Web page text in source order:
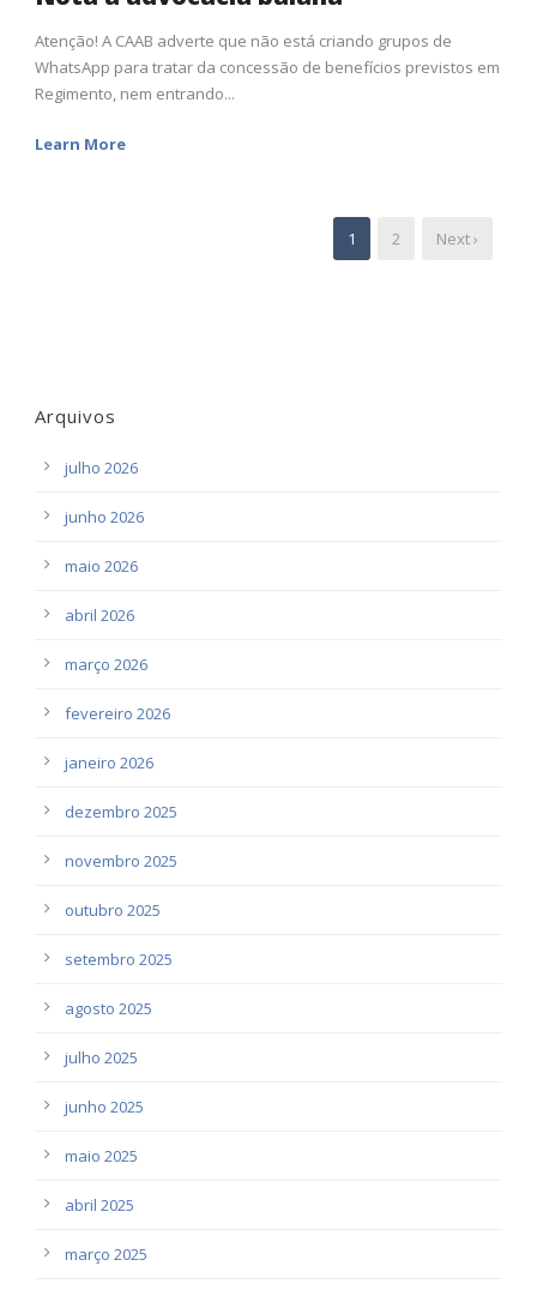
Atenção! A CAAB adverte que não está criando grupos de
WhatsApp para tratar da concessão de benefícios previstos em
Regimento, nem entrando...
Learn More
1 2 Next ›
Arquivos
julho 2026
junho 2026
maio 2026
abril 2026
março 2026
fevereiro 2026
janeiro 2026
dezembro 2025
novembro 2025
outubro 2025
setembro 2025
agosto 2025
julho 2025
junho 2025
maio 2025
abril 2025
março 2025